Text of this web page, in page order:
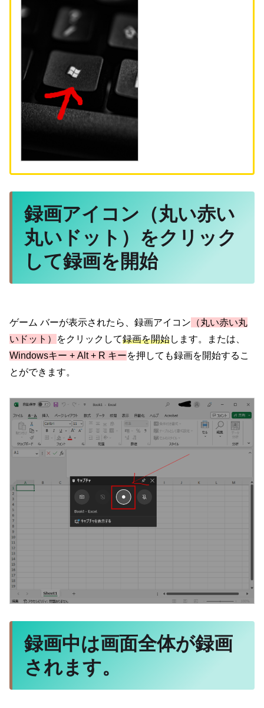
録画アイコン（丸い赤い
丸いドット）をクリック
して録画を開始
ゲーム バーが表示されたら、録画アイコン （丸い赤い丸
いドット）
をクリックして録画を開始します。または、
Windowsキー + Alt + R キーを押しても録画を開始するこ
とができます。
録画中は画面全体が録画
されます。